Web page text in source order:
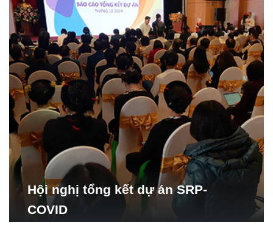
Hội nghị tổng kết dự án SRP-
COVID